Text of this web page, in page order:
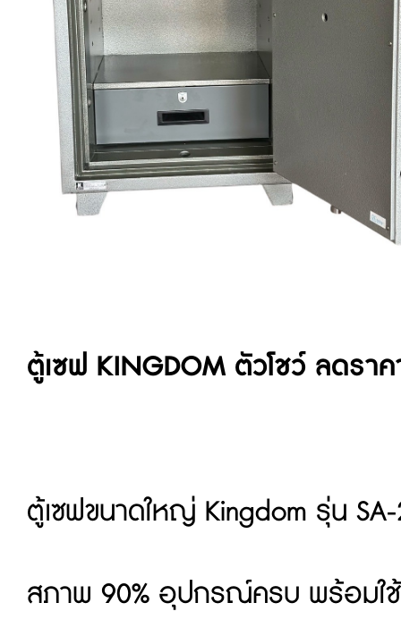
ตู้เซฟ KINGDOM ตัวโชว์ ลดรา
ตู้เซฟขนาดใหญ่ Kingdom รุ่น
สภาพ 90% อุปกรณ์ครบ พร้อมใ